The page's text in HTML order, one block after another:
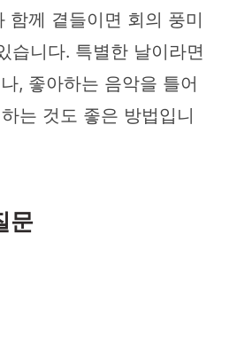
함께 곁들이면 회의 풍미
습니다. 특별한 날이라면
, 좋아하는 음악을 틀어
는 것도 좋은 방법입니
문